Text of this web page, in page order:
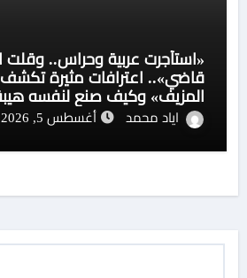
«استأجرت عربية وحراس.. وقلت
قاضي».. اعترافات مثيرة تكشف
المزيف» وكيف صنع لنفسه
اياد محمد أغسطس 5, 2026